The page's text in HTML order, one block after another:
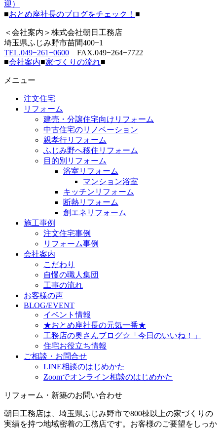
迎）
■おとめ座社長のブログをチェック！ ■
＜会社案内＞株式会社朝日工務店
埼玉県ふじみ野市苗間400−1
TEL.049−261−0600 FAX.049−264−7722
■会社案内■家づくりの流れ■
メニュー
注文住宅
リフォーム
建売・分譲住宅向けリフォーム
中古住宅のリノベーション
親孝行リフォーム
ふじみ野へ移住リフォーム
目的別リフォーム
浴室リフォーム
マンション浴室
キッチンリフォーム
断熱リフォーム
創エネリフォーム
施工事例
注文住宅事例
リフォーム事例
会社案内
こだわり
自慢の職人集団
工事の流れ
お客様の声
BLOG/EVENT
イベント情報
★おとめ座社長の元気一番★
工務店の奥さんブログ☆「今日のいいね！」
住宅お役立ち情報
ご相談・お問合せ
LINE相談のはじめかた
Zoomでオンライン相談のはじめかた
リフォーム・新築のお問い合わせ
朝日工務店は、埼玉県ふじみ野市で800棟以上の家づくりの
実績を持つ地域密着の工務店です。お客様のご要望をしっか